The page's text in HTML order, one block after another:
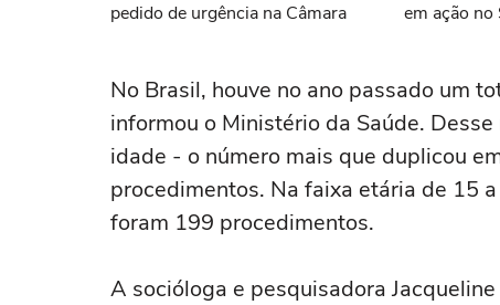
pedido de urgência na Câmara
em ação no
No Brasil, houve no ano passado um
informou o Ministério da Saúde.
idade - o número mais que duplicou
procedimentos. Na faixa etária de 15
foram 199 procedimentos.
A socióloga e pesquisadora